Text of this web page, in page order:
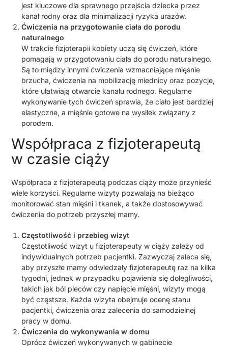
jest kluczowe dla sprawnego przejścia dziecka przez
kanał rodny oraz dla minimalizacji ryzyka urazów.
Ćwiczenia na przygotowanie ciała do porodu
naturalnego
W trakcie fizjoterapii kobiety uczą się ćwiczeń, które
pomagają w przygotowaniu ciała do porodu naturalnego.
Są to między innymi ćwiczenia wzmacniające mięśnie
brzucha, ćwiczenia na mobilizację miednicy oraz pozycje,
które ułatwiają otwarcie kanału rodnego. Regularne
wykonywanie tych ćwiczeń sprawia, że ciało jest bardziej
elastyczne, a mięśnie gotowe na wysiłek związany z
porodem.
Współpraca z fizjoterapeutą
w czasie ciąży
Współpraca z fizjoterapeutą podczas ciąży może przynieść
wiele korzyści. Regularne wizyty pozwalają na bieżąco
monitorować stan mięśni i tkanek, a także dostosowywać
ćwiczenia do potrzeb przyszłej mamy.
Częstotliwość i przebieg wizyt
Częstotliwość wizyt u fizjoterapeuty w ciąży zależy od
indywidualnych potrzeb pacjentki. Zazwyczaj zaleca się,
aby przyszłe mamy odwiedzały fizjoterapeutę raz na kilka
tygodni, jednak w przypadku pojawienia się dolegliwości,
takich jak ból pleców czy napięcie mięśni, wizyty mogą
być częstsze. Każda wizyta obejmuje ocenę stanu
pacjentki, ćwiczenia oraz zalecenia do samodzielnej
pracy w domu.
Ćwiczenia do wykonywania w domu
Oprócz ćwiczeń wykonywanych w gabinecie